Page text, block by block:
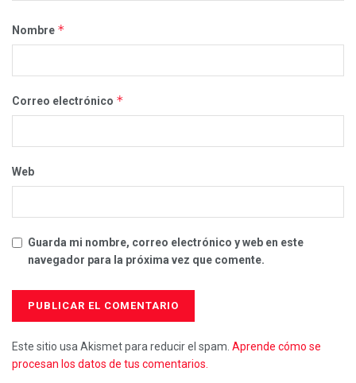
Nombre *
Correo electrónico *
Web
Guarda mi nombre, correo electrónico y web en este
navegador para la próxima vez que comente.
Este sitio usa Akismet para reducir el spam. Aprende cómo se
procesan los datos de tus comentarios.